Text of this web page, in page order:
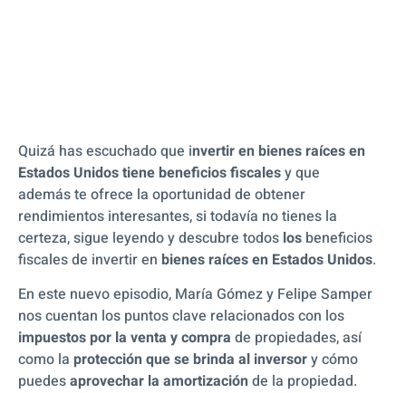
Quizá has escuchado que invertir en bienes raíces en
Estados Unidos tiene beneficios fiscalesy que
además te ofrece la oportunidad de obtener
rendimientos interesantes, si todavía no tienes la
certeza, sigue leyendo y descubre todos los beneficios
fiscales de invertir en bienes raíces en Estados Unidos.
En este nuevo episodio, María Gómez y Felipe Samper
nos cuentan los puntos clave relacionados con los
impuestos por la venta y compra de propiedades, así
como la protección que se brinda al inversory cómo
puedesaprovechar la amortización de la propiedad.